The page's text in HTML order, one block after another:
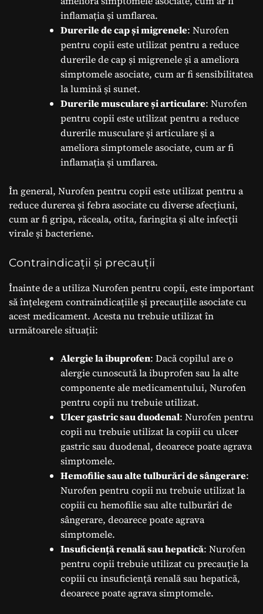
inflamația și umflarea.
Durerile de cap și migrenele: Nurofen
pentru copii este utilizat pentru a reduce
durerile de cap și migrenele și a ameliora
simptomele asociate, cum ar fi sensibilitatea
la lumină și sunet.
Durerile musculare și articulare: Nurofen
pentru copii este utilizat pentru a reduce
durerile musculare și articulare și a
ameliora simptomele asociate, cum ar fi
inflamația și umflarea.
În general, Nurofen pentru copii este utilizat pentru a
reduce durerea și febra asociate cu diverse afecțiuni,
cum ar fi gripa, răceala, otita, faringita și alte infecții
virale și bacteriene.
Contraindicații și precauții
Înainte de a utiliza Nurofen pentru copii, este important
să înțelegem contraindicațiile și precauțiile asociate cu
acest medicament. Acesta nu trebuie utilizat în
următoarele situații:
Alergie la ibuprofen: Dacă copilul are o
alergie cunoscută la ibuprofen sau la alte
componente ale medicamentului, Nurofen
pentru copii nu trebuie utilizat.
Ulcer gastric sau duodenal: Nurofen pentru
copii nu trebuie utilizat la copiii cu ulcer
gastric sau duodenal, deoarece poate agrava
simptomele.
Hemofilie sau alte tulburări de sângerare:
Nurofen pentru copii nu trebuie utilizat la
copiii cu hemofilie sau alte tulburări de
sângerare, deoarece poate agrava
simptomele.
Insuficiență renală sau hepatică: Nurofen
pentru copii trebuie utilizat cu precauție la
copiii cu insuficiență renală sau hepatică,
deoarece poate agrava simptomele.